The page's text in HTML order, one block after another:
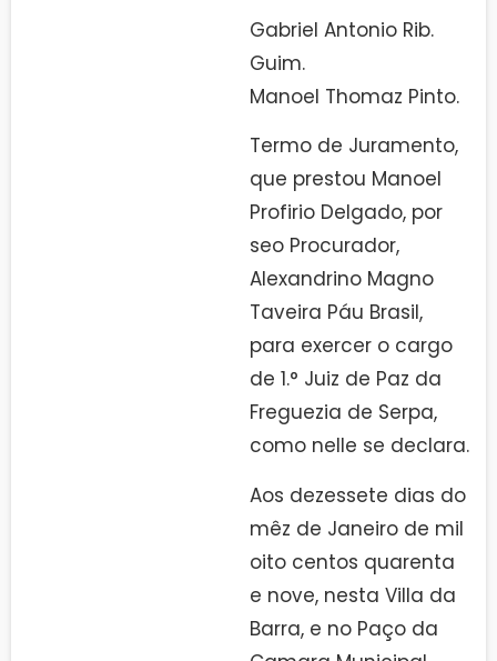
Gabriel Antonio Rib.
Guim.
Manoel Thomaz Pinto.
Termo de Juramento,
que prestou Manoel
Profirio Delgado, por
seo Procurador,
Alexandrino Magno
Taveira Páu Brasil,
para exercer o cargo
de 1.° Juiz de Paz da
Freguezia de Serpa,
como nelle se declara.
Aos dezessete dias do
mêz de Janeiro de mil
oito centos quarenta
e nove, nesta Villa da
Barra, e no Paço da